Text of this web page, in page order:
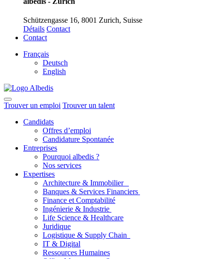
Schützengasse 16, 8001 Zurich, Suisse
Détails Contact
Contact
Français
Deutsch
English
Trouver un emploi Trouver un talent
Candidats
Offres d’emploi
Candidature Spontanée
Entreprises
Pourquoi albedis ?
Nos services
Expertises
Architecture & Immobilier
Banques & Services Financiers
Finance et Comptabilité
Ingénierie & Industrie
Life Science & Healthcare
Juridique
Logistique & Supply Chain
IT & Digital
Ressources Humaines